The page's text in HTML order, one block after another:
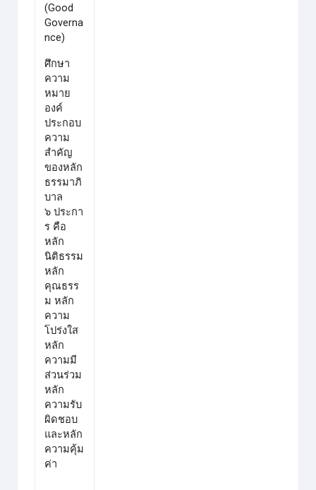
(Good
Governa
nce)
ศึกษา
ความ
หมาย
องค์
ประกอบ
ความ
สำคัญ
ของหลัก
ธรรมาภิ
บาล
๖ ประกา
ร คือ
หลัก
นิติธรรม
หลัก
คุณธรร
ม หลัก
ความ
โปร่งใส
หลัก
ความมี
ส่วนร่วม
หลัก
ความรับ
ผิดชอบ
และหลัก
ความคุ้ม
ค่า